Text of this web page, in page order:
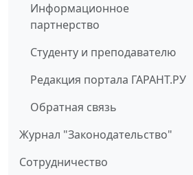
Информационное
партнерство
Студенту и преподавателю
Редакция портала ГАРАНТ.РУ
Обратная связь
Журнал "Законодательство"
Cотрудничество